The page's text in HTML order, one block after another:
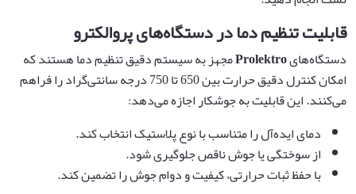
قابلیت تنظیم دما در دستگاه‌های پروالکترو
دستگاه‌هایProlektroمجهز به سیستم دقیق تنظیم دما هستند که
امکان کنترل دقیق حرارت بین 650 تا 750 درجه سانتی‌گراد را فراهم
می‌کنند. این قابلیت به جوشکار اجازه می‌دهد:
دمای ایده‌آل را متناسب با نوع پلاستیک انتخاب کند.
از سوختگی یا جوش ناقص جلوگیری شود.
با حفظ ثبات حرارتی، کیفیت و دوام جوش را تضمین کند.